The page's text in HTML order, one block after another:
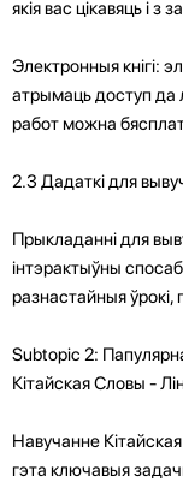
якія вас цікавяць і
Электронныя кнігі:
атрымаць доступ да
работ можна
2.3 Дадаткі для
Прыкладанні для
інтэрактыўны
разнастайныя ўрокі,
Subtopic 2:
Кітайская Словы -
Навучанне
гэта ключавыя